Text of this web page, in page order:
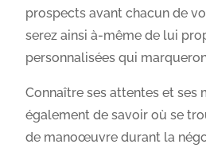
prospects avant chacun de
serez ainsi à-même de lui
personnalisées qui
Connaître ses attentes et
également de savoir où se
de manoœuvre durant la